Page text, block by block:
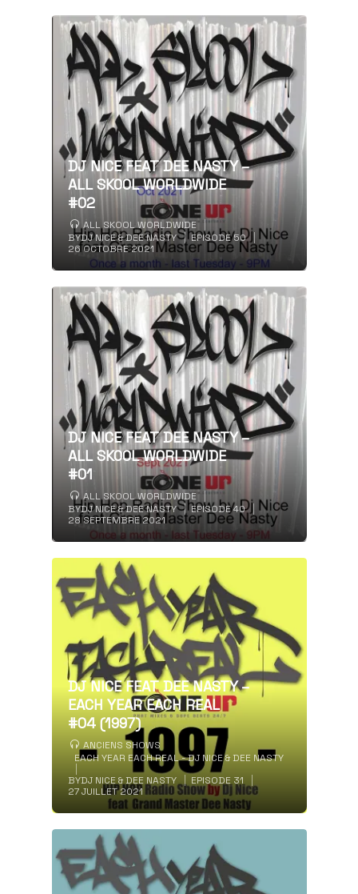
DJ NICE FEAT DEE NASTY –
ALL SKOOL WORLDWIDE
#02
ALL SKOOL WORLDWIDE
BYDJ NICE & DEE NASTY
EPISODE 50
26 OCTOBRE 2021
DJ NICE FEAT DEE NASTY –
ALL SKOOL WORLDWIDE
#01
ALL SKOOL WORLDWIDE
BYDJ NICE & DEE NASTY
EPISODE 40
28 SEPTEMBRE 2021
DJ NICE FEAT DEE NASTY –
EACH YEAR EACH REAL
#04 (1997)
ANCIENS SHOWS
EACH YEAR EACH REAL - DJ NICE & DEE NASTY
BYDJ NICE & DEE NASTY
EPISODE 31
27 JUILLET 2021